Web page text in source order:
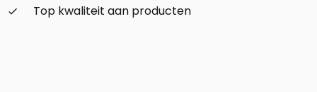
check_small
Top kwaliteit aan producten